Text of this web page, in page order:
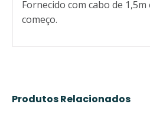
Fornecido com cabo de 1,5m
começo.
Produtos Relacionados